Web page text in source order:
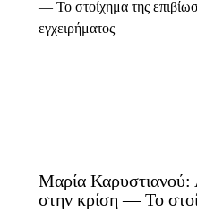
Μαρία Καρυστιανού:
στην κρίση — Το